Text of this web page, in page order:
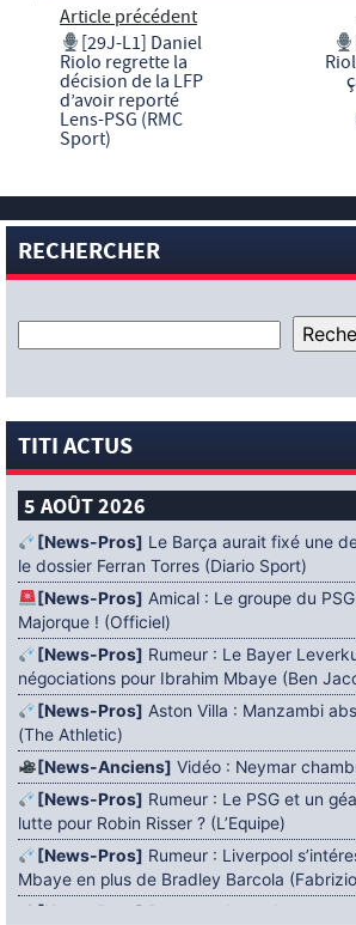
Article précédent
[29J-L1] Daniel
Riolo regrette la
décision de la LFP
d’avoir reporté
Lens-PSG (RMC
Sport)
RECHERCHER
TITI ACTUS
5 AOÛT 2026
[News-Pros] Le Barça aurait fixé une
le dossier Ferran Torres (Diario Sport)
[News-Pros] Amical : Le groupe du
Majorque ! (Officiel)
[News-Pros] Rumeur : Le Bayer
négociations pour Ibrahim Mbaye (Ben
[News-Pros] Aston Villa : Manzambi
(The Athletic)
[News-Anciens] Vidéo : Neymar
[News-Pros] Rumeur : Le PSG et un
lutte pour Robin Risser ? (L’Equipe)
[News-Pros] Rumeur : Liverpool
Mbaye en plus de Bradley Barcola
[News-Pros]
Rumeur : Accord